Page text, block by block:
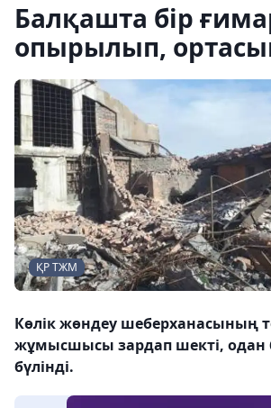
Балқашта бір
опырылып,
ҚР ТЖМ
Көлік жөндеу шеберханасының
жұмысшысы зардап шекті, одан
бүлінді.